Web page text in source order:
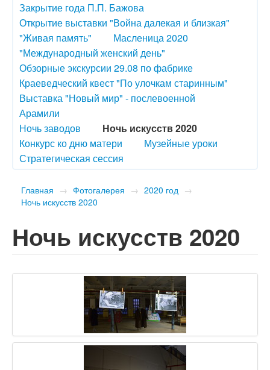
Закрытие года П.П. Бажова
Открытие выставки "Война далекая и близкая"
"Живая память"
Масленица 2020
"Международный женский день"
Обзорные экскурсии 29.08 по фабрике
Краеведческий квест "По улочкам старинным"
Выставка "Новый мир" - послевоенной
Арамили
Ночь заводов
Ночь искусств 2020
Конкурс ко дню матери
Музейные уроки
Стратегическая сессия
Главная → Фотогалерея → 2020 год →
Ночь искусств 2020
Ночь искусств 2020